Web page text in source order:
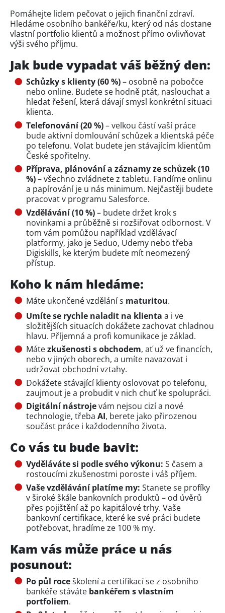
Pomáhejte lidem pečovat o jejich finanční zdraví.
Hledáme osobního bankéře/ku, který od nás dostane
vlastní portfolio klientů a možnost přímo ovlivňovat
výši svého příjmu.
Jak bude vypadat váš běžný den:
Schůzky s klienty (60 %)– osobně na pobočce
nebo online. Budete se hodně ptát, naslouchat a
hledat řešení, která dávají smysl konkrétní situaci
klienta.
Telefonování (20 %)– velkou částí vaší práce
bude aktivní domlouvání schůzek a klientská péče
po telefonu. Volat budete jen stávajícím klientům
České spořitelny.
Příprava, plánování a záznamy ze schůzek (10
%)– všechno zvládnete z tabletu. Fandíme onlinu
a papírování je u nás minimum. Nejčastěji budete
pracovat v programu Salesforce.
Vzdělávání (10 %)– budete držet krok s
novinkami a průběžně si rozšiřovat odbornost. V
tom vám pomůžou například vzdělávací
platformy, jako je Seduo, Udemy nebo třeba
Digiskills, ke kterým budete mít neomezený
přístup.
Koho k nám hledáme:
Máte ukončené vzdělání s maturitou.
Umíte se rychle naladit na klienta a i ve
složitějších situacích dokážete zachovat chladnou
hlavu. Příjemná a profi komunikace je základ.
Mátezkušenosti s obchodem, ať už ve financích,
nebo v jiných oborech, a umíte navazovat i
udržovat obchodní vztahy.
Dokážete stávající klienty oslovovat po telefonu,
zaujmout je a probudit v nich chuť ke spolupráci.
Digitální nástrojevám nejsou cizí a nové
technologie, třeba AI, berete jako přirozenou
součást práce i každodenního života.
Co vás tu bude bavit:
Vyděláváte si podle svého výkonu: S časem a
rostoucími zkušenostmi poroste i váš příjem.
Vaše vzdělávání platíme my: Stanete se profíky
v široké škále bankovních produktů – od úvěrů
přes pojištění až po kapitálové trhy. Vaše
bankovní certifikace, které ke své práci budete
potřebovat, hradíme ze 100 % my.
Kam vás může práce u nás
posunout:
Po půl roceškolení a certifikací se z osobního
bankéře stáváte bankéřem s vlastním
portfoliem.